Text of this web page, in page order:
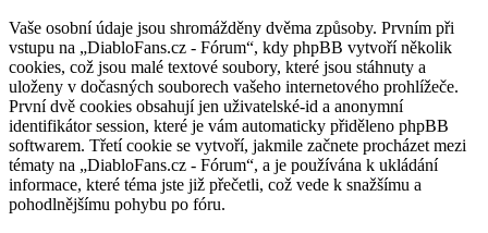
Vaše osobní údaje jsou shromážděny dvěma způsoby. Prvním při
vstupu na „DiabloFans.cz - Fórum“, kdy phpBB vytvoří několik
cookies, což jsou malé textové soubory, které jsou stáhnuty a
uloženy v dočasných souborech vašeho internetového prohlížeče.
První dvě cookies obsahují jen uživatelské-id a anonymní
identifikátor session, které je vám automaticky přiděleno phpBB
softwarem. Třetí cookie se vytvoří, jakmile začnete procházet mezi
tématy na „DiabloFans.cz - Fórum“, a je používána k ukládání
informace, které téma jste již přečetli, což vede k snažšímu a
pohodlnějšímu pohybu po fóru.